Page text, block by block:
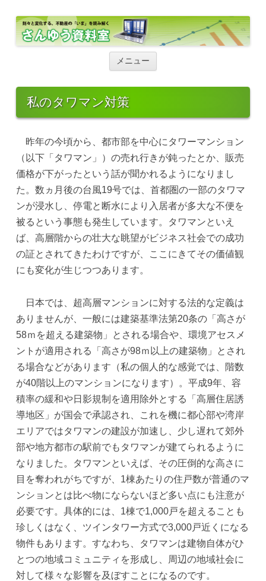
メニュー
ツ
キ
プ
私のタワマン対策
昨年の今頃から、都市部を中心にタワーマンション
（以下「タワマン」）の売れ行きが鈍ったとか、販売
価格が下がったという話が聞かれるようになりまし
た。数ヵ月後の台風19号では、首都圏の一部のタワマ
ンが浸水し、停電と断水により入居者が多大な不便を
被るという事態も発生しています。タワマンといえ
ば、高層階からの壮大な眺望がビジネス社会での成功
の証とされてきたわけですが、ここにきてその価値観
にも変化が生じつつあります。
日本では、超高層マンションに対する法的な定義は
ありませんが、一般には建築基準法第20条の「高さが
58ｍを超える建築物」とされる場合や、環境アセスメ
ントが適用される「高さが98ｍ以上の建築物」とされ
る場合などがあります（私の個人的な感覚では、階数
が40階以上のマンションになります）。平成9年、容
積率の緩和や日影規制を適用除外とする「高層住居誘
導地区」が国会で承認され、これを機に都心部や湾岸
エリアではタワマンの建設が加速し、少し遅れて郊外
部や地方都市の駅前でもタワマンが建てられるように
なりました。タワマンといえば、その圧倒的な高さに
目を奪われがちですが、1棟あたりの住戸数が普通のマ
ンションとは比べ物にならないほど多い点にも注意が
必要です。具体的には、1棟で1,000戸を超えることも
珍しくはなく、ツインタワー方式で3,000戸近くになる
物件もあります。すなわち、タワマンは建物自体がひ
とつの地域コミュニティを形成し、周辺の地域社会に
対して様々な影響を及ぼすことになるのです。